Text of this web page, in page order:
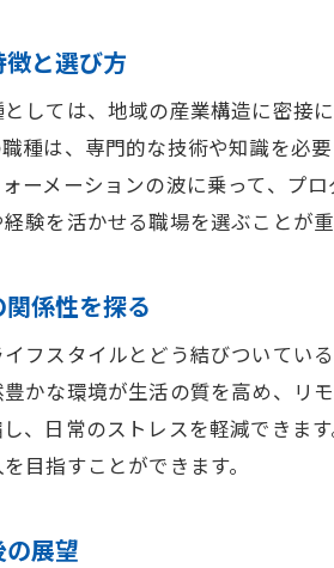
キャリアアップを
失敗から学ぶ、成
東金市でキャリア
職場選びで考慮す
求人市場の動向を把握
最新の求人情報を
東金市の求人市場
理想の職場を見つ
と選び方
しては、地域の産業構造に密接
種は、専門的な技術や知識を必
ーメーションの波に乗って、プ
験を活かせる職場を選ぶことが
係性を探る
フスタイルとどう結びついてい
かな環境が生活の質を高め、リ
、日常のストレスを軽減できま
目指すことができます。
展望